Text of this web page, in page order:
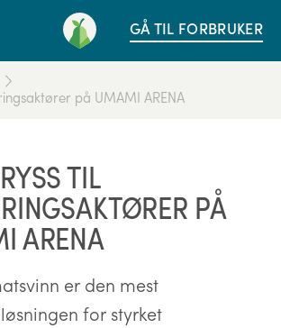
GÅ TIL FORBRUKER
på UMAMI ARENA
TIL
PÅ
ARENA
er den mest
for styrket